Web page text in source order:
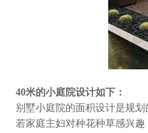
40米的小庭院设计如下：
别墅小庭院的面积设计是规划
若家庭主妇对种花种草感兴趣